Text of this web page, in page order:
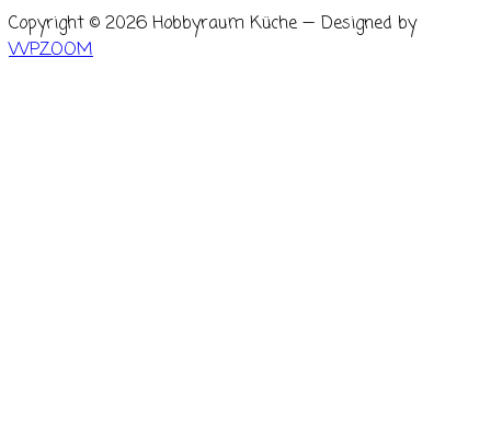
Copyright © 2026 Hobbyraum Küche — Designed by
WPZOOM